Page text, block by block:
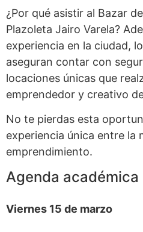
¿Por qué asistir al Bazar
Plazoleta Jairo Varela?
experiencia en la ciudad,
aseguran contar con
locaciones únicas que
emprendedor y creativo
No te pierdas esta
experiencia única entre la
emprendimiento.
Agenda académica
Viernes 15 de marzo